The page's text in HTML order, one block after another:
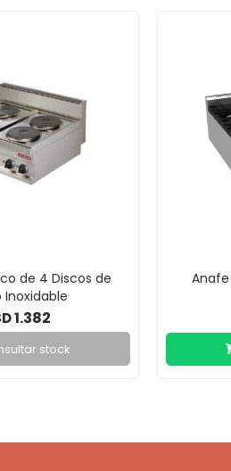
de 4 Discos de
Inoxidable
1.382
stock